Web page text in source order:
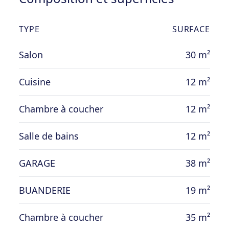
TYPE SURFACE
Salon 30 m²
Cuisine 12 m²
Chambre à coucher 12 m²
Salle de bains 12 m²
GARAGE 38 m²
BUANDERIE 19 m²
Chambre à coucher 35 m²